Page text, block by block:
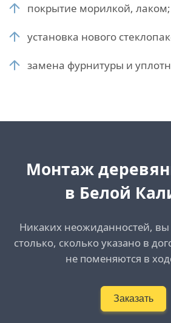
покрытие морилкой, лаком;
установка нового
замена фурнитуры и
Монтаж
в Белой
Никаких неожиданностей,
столько, сколько указано в
не поменяются в
Заказать